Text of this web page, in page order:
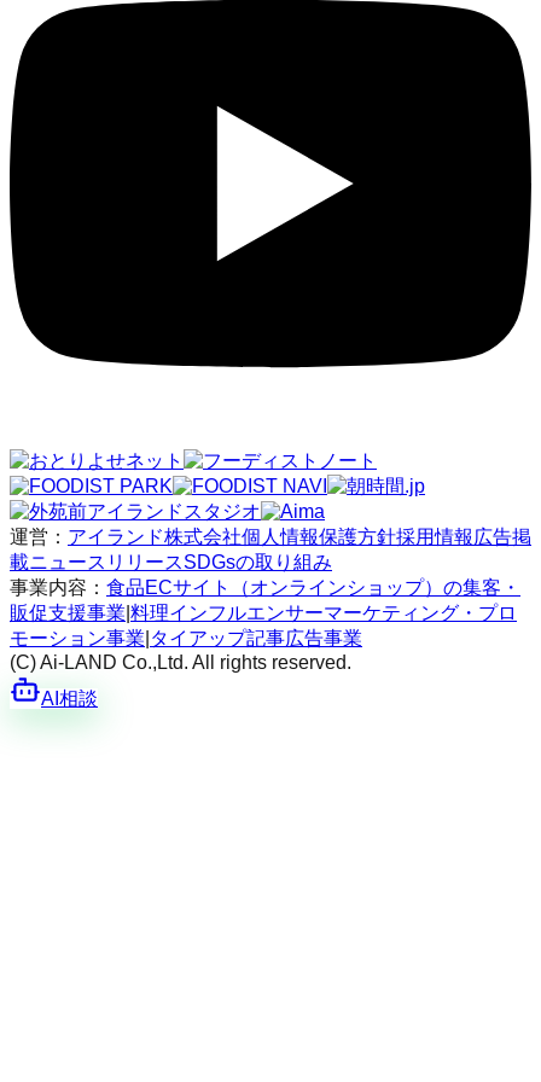
運営： アイランド株式会社個人情報保護方針採用情報 広告掲
載ニュースリリースSDGsの取り組み
事業内容： 食品ECサイト（オンラインショップ）の集客・
販促支援事業 料理インフルエンサーマーケティング・プロ
モーション事業 タイアップ記事広告事業
(C) Ai-LAND Co.,Ltd. All rights reserved.
AI相談